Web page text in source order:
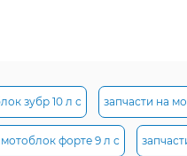
зубр 10 л с запчасти на
мотоблок форте 9 л с